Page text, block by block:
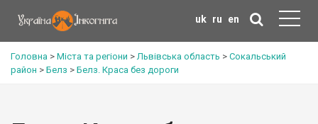
uk ru en
Головна > Міста та регіони >Львівська область > Сокальський
район > Белз > Белз. Краса без дороги